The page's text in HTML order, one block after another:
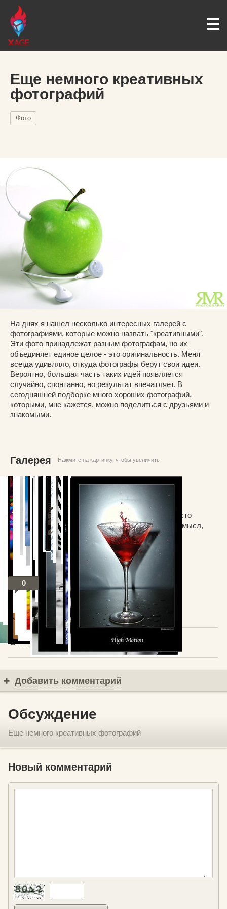
Еще немного креативных
фотографий
Фото
На днях я нашел несколько интересных галерей с
фотографиями, которые можно назвать "креативными".
Эти фото принадлежат разным фотографам, но их
объединяет единое целое - это оригинальность. Меня
всегда удивляло, откуда фотографы берут свои идеи.
Вероятно, большая часть таких идей появляется
случайно, спонтанно, но результат впечатляет. В
сегодняшней подборке много хороших фотографий,
которыми, мне кажется, можно поделиться с друзьями и
знакомыми.
Галерея Нажмите на картинку, чтобы увеличить
Некоторые из фотографий просто смешные, просто
интересные. А некоторые несут некий скрытый смысл,
который можно воспринимать по-своему.
0
Посты по теме
В избранное
Добавить комментарий
Обсуждение
Еще немного креативных фотографий
Новый комментарий